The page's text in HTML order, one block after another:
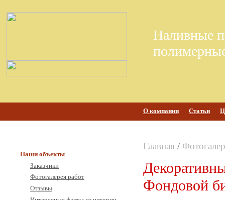
Наливные
О компании Статьи
Наши объекты
Заказчики
Фотогалерея работ
Отзывы
Главная /
Фондовой